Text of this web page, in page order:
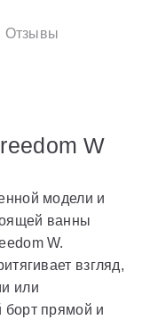
Отзывы
W
модели и
ванны
W.
взгляд,
или
борт прямой и